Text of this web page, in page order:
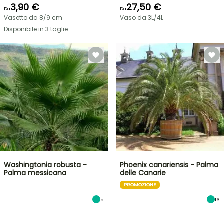
Da3,90 €
Vasetto da 8/9 cm
Disponibile in 3 taglie
Da27,50 €
Vaso da 3L/4L
Washingtonia robusta -
Palma messicana
5
Phoenix canariensis - Palma
delle Canarie
PROMOZIONE
16